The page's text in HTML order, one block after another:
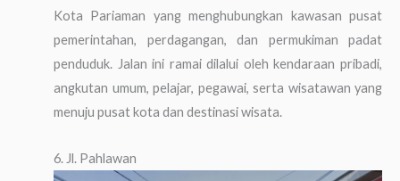
Kota Pariaman yang menghubungkan kawasan pusat
pemerintahan, perdagangan, dan permukiman padat
penduduk. Jalan ini ramai dilalui oleh kendaraan pribadi,
angkutan umum, pelajar, pegawai, serta wisatawan yang
menuju pusat kota dan destinasi wisata.
6. Jl. Pahlawan